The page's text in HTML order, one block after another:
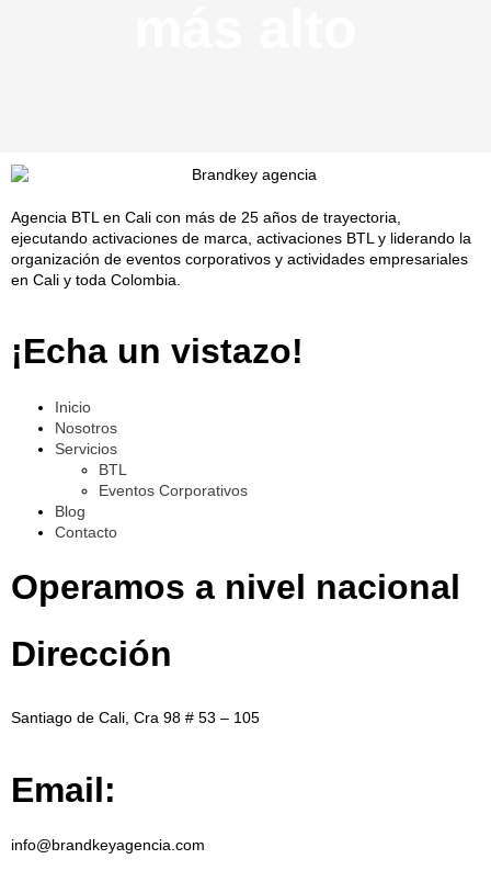
Agencia BTL en Cali con más de 25 años de trayectoria,
ejecutando activaciones de marca, activaciones BTL y liderando la
organización de eventos corporativos y actividades empresariales
en Cali y toda Colombia.
¡Echa un vistazo!
Inicio
Nosotros
Servicios
BTL
Eventos Corporativos
Blog
Contacto
Operamos a nivel nacional
Dirección
Santiago de Cali, Cra 98 # 53 – 105
Email:
info@brandkeyagencia.com